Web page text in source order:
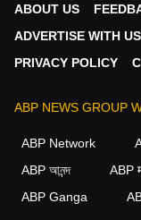
ABOUT US
ADVERTISE WITH US
PRIVACY POLICY
ABP NEWS GROUP
ABP Network
ABP আনন্দ
ABP
ABP Ganga